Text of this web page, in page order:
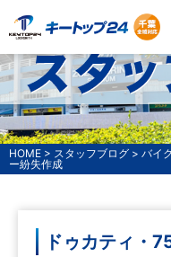
HOME > スタッフブログ > バイク
ー紛失作成
ドゥカティ・